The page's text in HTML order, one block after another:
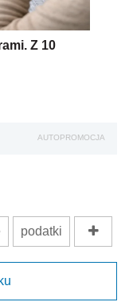
Z 10
AUTOPROMOCJA
podatki